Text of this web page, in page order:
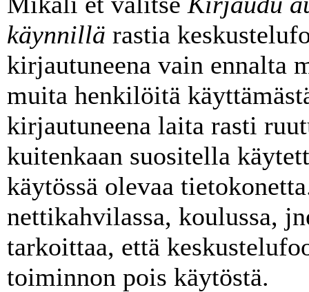
käynnillä rastia
kirjautuneena vain ennalta
muita henkilöitä
kirjautuneena laita rasti
kuitenkaan suositella
käytössä olevaa
nettikahvilassa, koulussa,
tarkoittaa, että
toiminnon pois käytöstä.